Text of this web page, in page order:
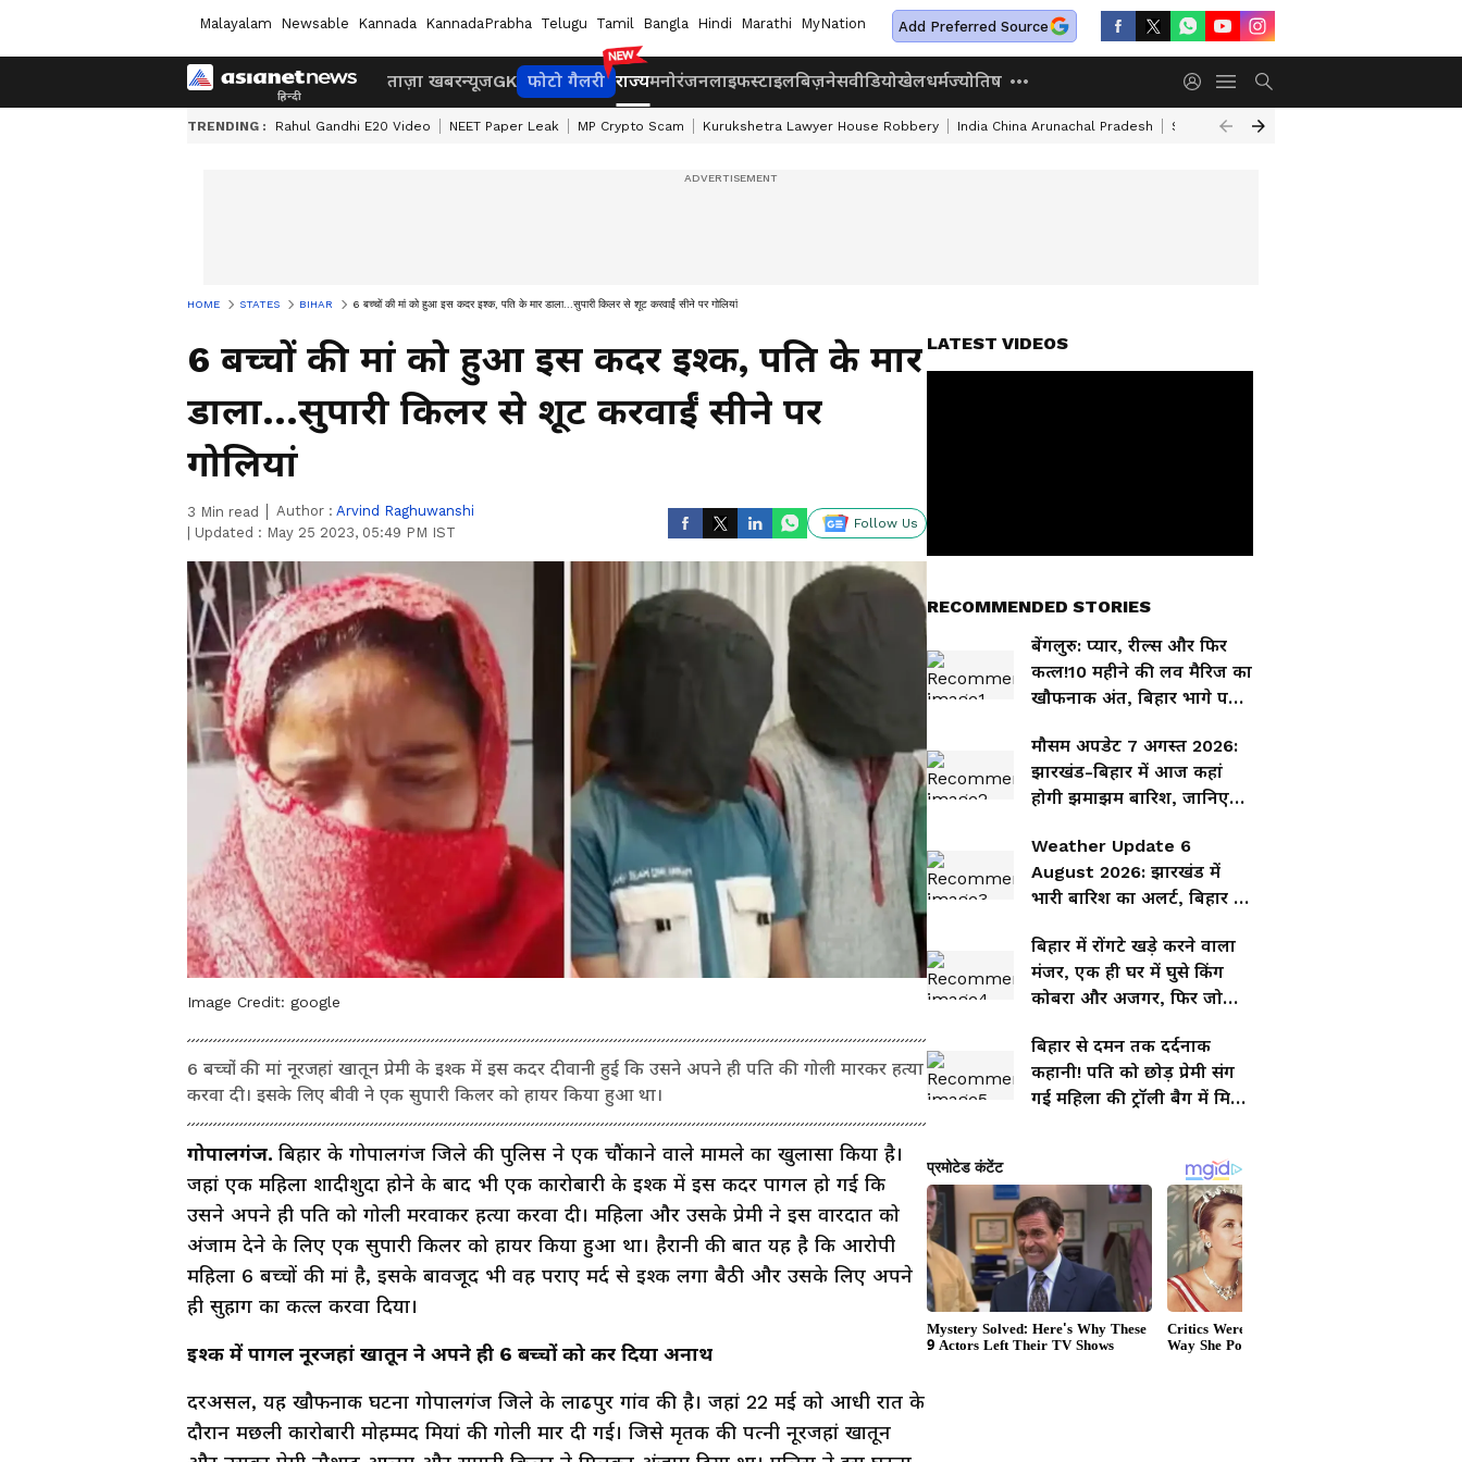
Malayalam Newsable Kannada KannadaPrabha Telugu Tamil Bangla Hindi Marathi MyNation Add Preferred Source
ताज़ा खबरन्यूजGK फोटो गैलरी राज्यमनोरंजनलाइफस्टाइलबिज़नेसवीडियोखेलधर्मज्योतिष
TRENDING : Rahul Gandhi E20 Video NEET Paper Leak MP Crypto Scam Kurukshetra Lawyer House Robbery India China Arunachal Pradesh Saudi Turkey Pakistan Defense Pact
HOME STATES BIHAR 6 बच्चों की मां को हुआ इस कदर इश्क, पति के मार डाला...सुपारी किलर से शूट करवाईं सीने पर गोलियां
6 बच्चों की मां को हुआ इस कदर इश्क, पति के मार
डाला...सुपारी किलर से शूट करवाईं सीने पर
गोलियां
3 Min read Author : Arvind Raghuwanshi
Updated : May 25 2023, 05:49 PM IST
Follow Us
Image Credit: google
6 बच्चों की मां नूरजहां खातून प्रेमी के इश्क में इस कदर दीवानी हुई कि उसने अपने ही पति की गोली मारकर हत्या
करवा दी। इसके लिए बीवी ने एक सुपारी किलर को हायर किया हुआ था।
गोपालगंज. बिहार के गोपालगंज जिले की पुलिस ने एक चौंकाने वाले मामले का खुलासा किया है।
जहां एक महिला शादीशुदा होने के बाद भी एक कारोबारी के इश्क में इस कदर पागल हो गई कि
उसने अपने ही पति को गोली मरवाकर हत्या करवा दी। महिला और उसके प्रेमी ने इस वारदात को
अंजाम देने के लिए एक सुपारी किलर को हायर किया हुआ था। हैरानी की बात यह है कि आरोपी
महिला 6 बच्चों की मां है, इसके बावजूद भी वह पराए मर्द से इश्क लगा बैठी और उसके लिए अपने
ही सुहाग का कत्ल करवा दिया।
इश्क में पागल नूरजहां खातून ने अपने ही 6 बच्चों को कर दिया अनाथ
दरअसल, यह खौफनाक घटना गोपालगंज जिले के लाढपुर गांव की है। जहां 22 मई को आधी रात के
दौरान मछली कारोबारी मोहम्मद मियां की गोली मार दी गई। जिसे मृतक की पत्नी नूरजहां खातून
LATEST VIDEOS
RECOMMENDED STORIES
बेंगलुरु: प्यार, रील्स और फिर
कत्ल!10 महीने की लव मैरिज का
खौफनाक अंत, बिहार भागे पति
मौसम अपडेट 7 अगस्त 2026:
झारखंड-बिहार में आज कहां
होगी झमाझम बारिश, जानिए
Weather Update 6
August 2026: झारखंड में
भारी बारिश का अलर्ट, बिहार में
बादल
बिहार में रोंगटे खड़े करने वाला
मंजर, एक ही घर में घुसे किंग
कोबरा और अजगर, फिर जो
बिहार से दमन तक दर्दनाक
कहानी! पति को छोड़ प्रेमी संग
गई महिला की ट्रॉली बैग में मिली